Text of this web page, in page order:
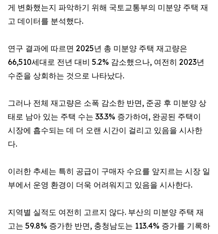
게 변화했는지 파악하기 위해 국토교통부의 미분양 주택 재
고 데이터를 분석했다.
연구 결과에 따르면 2025년 총 미분양 주택 재고량은
66,510세대로 전년 대비 5.2% 감소했으나, 여전히 2023년
수준을 상회하는 것으로 나타났다.
그러나 전체 재고량은 소폭 감소한 반면, 준공 후 미분양 상
태로 남아 있는 주택 수는 33.3% 증가하여, 완공된 주택이
시장에 흡수되는 데 더 오랜 시간이 걸리고 있음을 시사한
다.
이러한 추세는 특히 공급이 구매자 수요를 앞지르는 시장 일
부에서 운영 환경이 더욱 어려워지고 있음을 시사한다.
지역별 실적도 여전히 고르지 않다. 부산의 미분양 주택 재
고는 59.8% 증가한 반면, 충청남도는 113.4% 증가를 기록하